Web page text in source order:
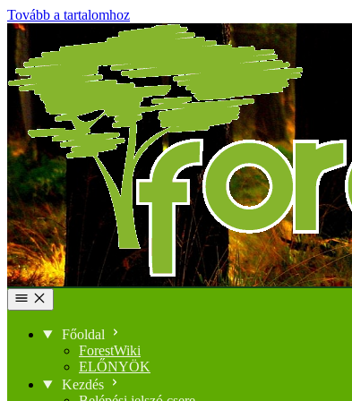
Tovább a tartalomhoz
Főoldal
ForestWiki
ELŐNYÖK
Kezdés